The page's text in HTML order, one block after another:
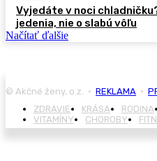
Vyjedáte v noci
jedenia, nie o slabú vôľu
Načítať ďalšie
© Akčné ženy, o.z. • REKLAMA •
ZDRAVIE
KRÁSA RODINA
VITAMÍNY
CHOROBY